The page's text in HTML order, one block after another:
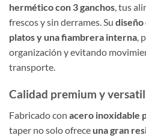
hermético con 3 ganchos, tus
frescos y sin derrames. Su diseño
platos y una fiambrera interna,
organización y evitando
transporte.
Calidad premium y
Fabricado con acero inoxidable
taper no solo ofrece una gran